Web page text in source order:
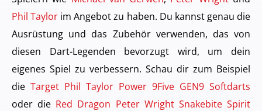
Phil Taylor im Angebot zu haben. Du kannst genau die
Ausrüstung und das Zubehör verwenden, das von
diesen Dart-Legenden bevorzugt wird, um dein
eigenes Spiel zu verbessern. Schau dir zum Beispiel
die Target Phil Taylor Power 9Five GEN9 Softdarts
oder die Red Dragon Peter Wright Snakebite Spirit